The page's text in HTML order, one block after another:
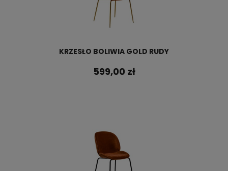
KRZESŁO BOLIWIA GOLD RUDY
599,00 zł